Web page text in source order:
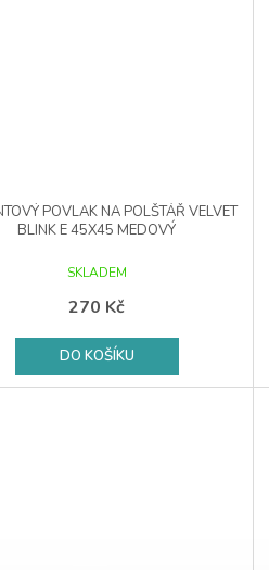
POVLAK NA POLŠTÁŘ VELVET
BLINK E 45X45 MEDOVÝ
SKLADEM
270 Kč
DO KOŠÍKU